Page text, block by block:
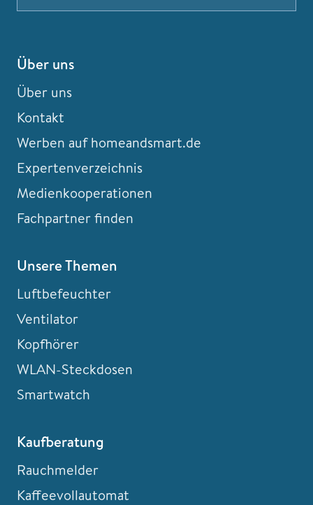
Über uns
Über uns
Kontakt
Werben auf homeandsmart.de
Expertenverzeichnis
Medienkooperationen
Fachpartner finden
Unsere Themen
Luftbefeuchter
Ventilator
Kopfhörer
WLAN-Steckdosen
Smartwatch
Kaufberatung
Rauchmelder
Kaffeevollautomat